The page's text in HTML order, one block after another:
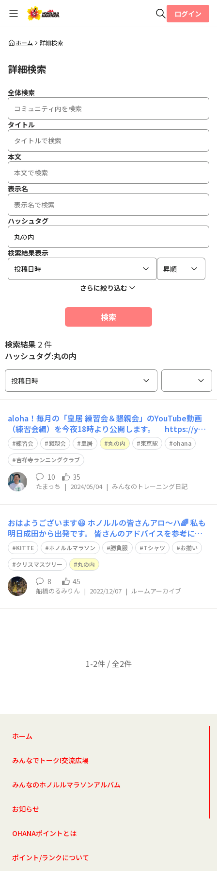
全体検索
ログイン
ホーム 詳細検索
詳細検索
全体検索
タイトル
本文
表示名
ハッシュタグ
検索結果表示
投稿日時
昇順
さらに絞り込む
検索
検索結果 2 件
ハッシュタグ:丸の内
投稿日時
aloha！毎月の「皇居 練習会＆懇親会」のYouTube動画
（練習会編）を今夜18時より公開します。 https://you
tu.be/k1oW99WHJLY ※18時までリンクできません。 ホ
ノルルマラソン出場を悩んでいる方にとっても、最適な練
習会となっており、ぜひ参加を検討いただければと思
練習会 懇親会 皇居 丸の内 東京駅
ohana
吉祥寺ランニングクラブ
10 35
たまっち | 2024/05/04 | みんなのトレーニング日記
おはようございます😃 ホノルルの皆さんアロ〜ハ🌈 私も
明日成田から出発です。 皆さんのアドバイスを参考にデ
ィナーと打ち上げディナーの予約も完了して、空港のシャ
トルタクシーも🆗 ひとつ当日のウエアーが決まりませ
ん。 参加賞のTシャツ👚で引き出しがぱんぱんで、断捨離
と思う一方、せっかくのホノルルマラ
KITTE ホノルルマラソン 勝負服 Tシャツ
お揃い
クリスマスツリー
丸の内
8 45
船橋のるみりん | 2022/12/07 | ルームアーカイブ
1-2件 / 全2件
ホーム
みんなでトーク!交流広場
みんなのホノルルマラソンアルバム
お知らせ
OHANAポイントとは
ポイント/ランクについて